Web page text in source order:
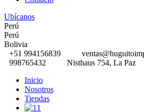
Ubícanos
Perú
Perú
Bolivia
+51 994156839
998765432
Nisthaus 754, La Paz
Inicio
Nosotros
Tiendas